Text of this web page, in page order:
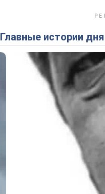
Главные истории дня